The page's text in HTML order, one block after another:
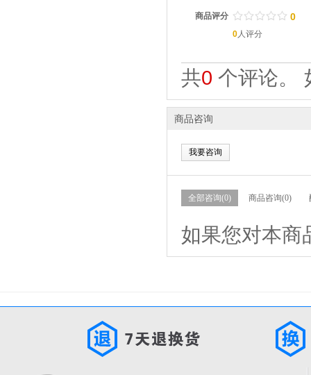
商品评分 / / / / /
. . . . . 0
0人评分
共0 个评论。
商品咨询
我要咨询
全部咨询(0) 商品咨询(0)
如果您对本商